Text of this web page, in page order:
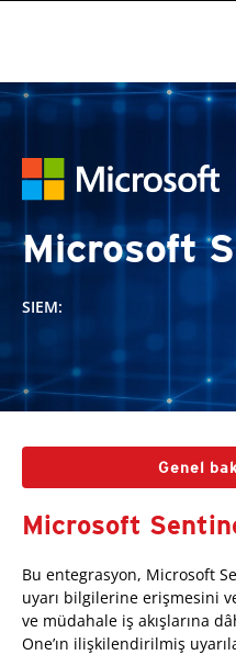
Microsoft
SIEM:
Genel
Microsoft
Bu entegrasyon, Microsoft
uyarı bilgilerine erişmesini
ve müdahale iş akışlarına
One’ın ilişkilendirilmiş